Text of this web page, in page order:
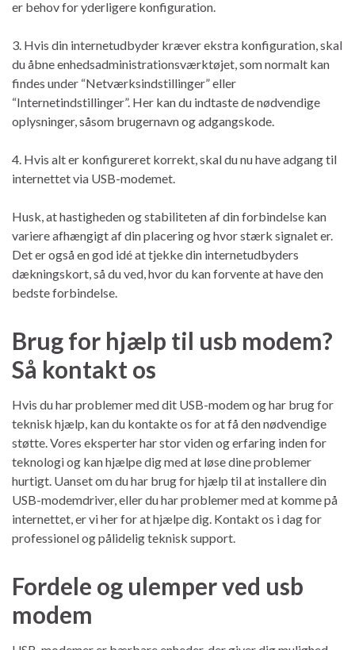
er behov for yderligere konfiguration.
3. Hvis din internetudbyder kræver ekstra konfiguration, skal
du åbne enhedsadministrationsværktøjet, som normalt kan
findes under “Netværksindstillinger” eller
“Internetindstillinger”. Her kan du indtaste de nødvendige
oplysninger, såsom brugernavn og adgangskode.
4. Hvis alt er konfigureret korrekt, skal du nu have adgang til
internettet via USB-modemet.
Husk, at hastigheden og stabiliteten af din forbindelse kan
variere afhængigt af din placering og hvor stærk signalet er.
Det er også en god idé at tjekke din internetudbyders
dækningskort, så du ved, hvor du kan forvente at have den
bedste forbindelse.
Brug for hjælp til usb modem?
Så kontakt os
Hvis du har problemer med dit USB-modem og har brug for
teknisk hjælp, kan du kontakte os for at få den nødvendige
støtte. Vores eksperter har stor viden og erfaring inden for
teknologi og kan hjælpe dig med at løse dine problemer
hurtigt. Uanset om du har brug for hjælp til at installere din
USB-modemdriver, eller du har problemer med at komme på
internettet, er vi her for at hjælpe dig. Kontakt os i dag for
professionel og pålidelig teknisk support.
Fordele og ulemper ved usb
modem